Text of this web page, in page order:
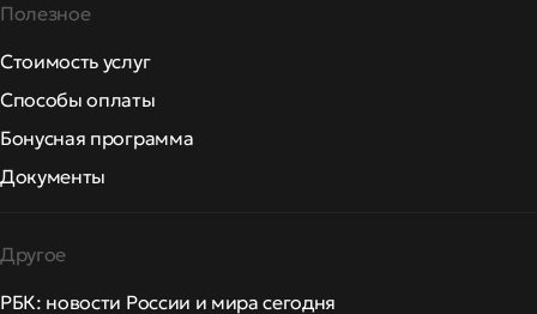
Полезное
Стоимость услуг
Способы оплаты
Бонусная программа
Документы
Другое
РБК: новости России и мира сегодня